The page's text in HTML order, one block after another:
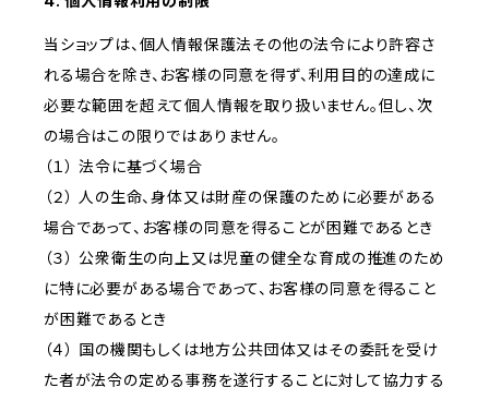
当ショップは、個人情報保護法その他の法令により許容さ
れる場合を除き、お客様の同意を得ず、利用目的の達成に
必要な範囲を超えて個人情報を取り扱いません。但し、次
の場合はこの限りではありません。
（１） 法令に基づく場合
（２） 人の生命、身体又は財産の保護のために必要がある
場合であって、お客様の同意を得ることが困難であるとき
（３） 公衆衛生の向上又は児童の健全な育成の推進のため
に特に必要がある場合であって、お客様の同意を得ること
が困難であるとき
（４） 国の機関もしくは地方公共団体又はその委託を受け
た者が法令の定める事務を遂行することに対して協力する